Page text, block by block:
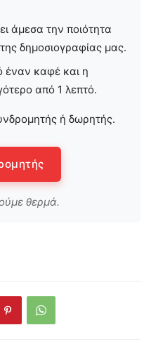
άμεσα την ποιότητα
δημοσιογραφίας μας.
έναν καφέ και η
από 1 λεπτό.
ή δωρητής.
θερμά.